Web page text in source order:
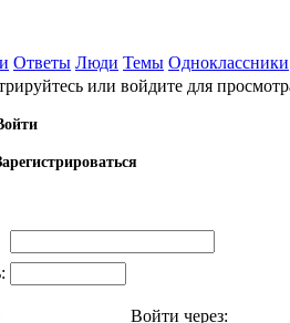
Ответы Люди Темы Одноклассники
или войдите для
Войти через: